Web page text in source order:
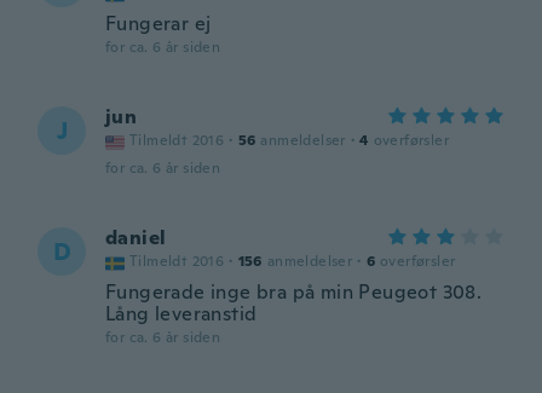
Fungerar ej
for ca. 6 år siden
J jun
Tilmeldt 2016 · 56 anmeldelser · 4 overførsler
for ca. 6 år siden
D daniel
Tilmeldt 2016 · 156 anmeldelser · 6 overførsler
Fungerade inge bra på min Peugeot 308.
Lång leveranstid
for ca. 6 år siden